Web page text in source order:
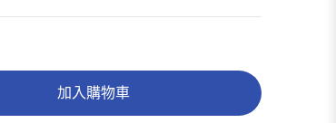
加入購物車